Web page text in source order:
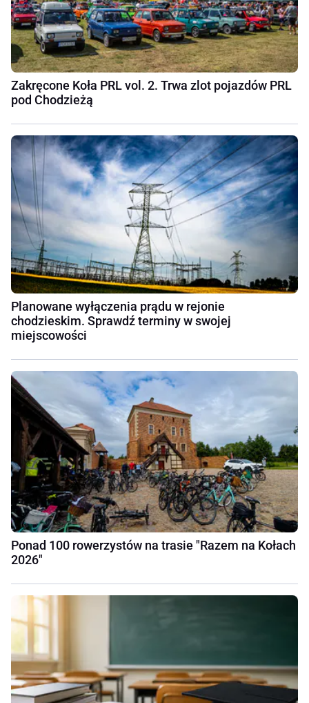
Zakręcone Koła PRL vol. 2. Trwa zlot pojazdów PRL
pod Chodzieżą
Planowane wyłączenia prądu w rejonie
chodzieskim. Sprawdź terminy w swojej
miejscowości
Ponad 100 rowerzystów na trasie "Razem na Kołach
2026"